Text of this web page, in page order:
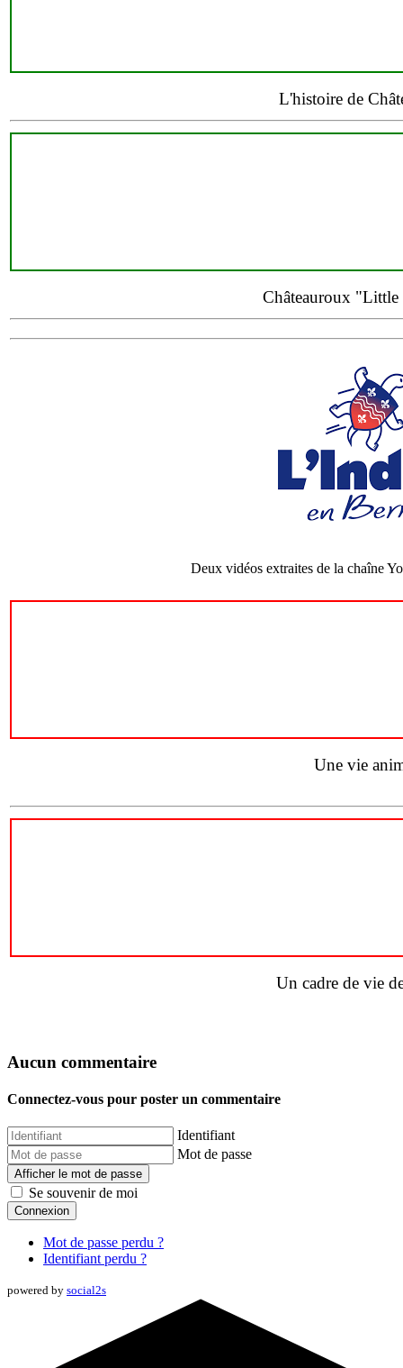
L'histoire de
Châteauroux
Deux vidéos extraites de la chaîne
Une vie
Un cadre de vie
Aucun commentaire
Connectez-vous pour poster un commentaire
Identifiant
Mot de passe
Afficher le mot de passe
Se souvenir de moi
Connexion
Mot de passe perdu ?
Identifiant perdu ?
powered by social2s